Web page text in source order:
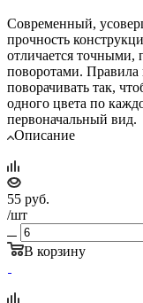
Современный,
прочность
отличается
поворотами.
поворачивать так,
одного цвета по
первоначальный вид.
Описание
55 руб.
/шт
В корзину